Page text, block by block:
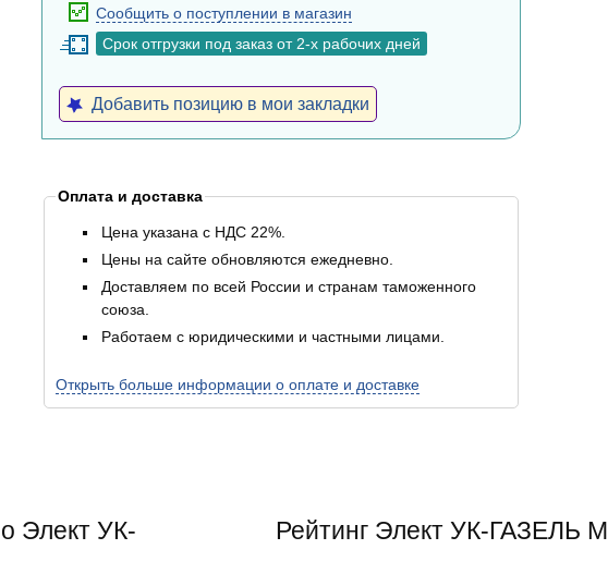
Сообщить о поступлении в магазин
Срок отгрузки под заказ от 2-х рабочих дней
Добавить позицию в мои закладки
Оплата и доставка
Цена указана с НДС 22%.
Цены на сайте обновляются ежедневно.
Доставляем по всей России и странам таможенного
союза.
Работаем с юридическими и частными лицами.
Открыть больше информации о оплате и доставке
Элект УК-
Рейтинг Элект УК-ГАЗЕЛЬ М